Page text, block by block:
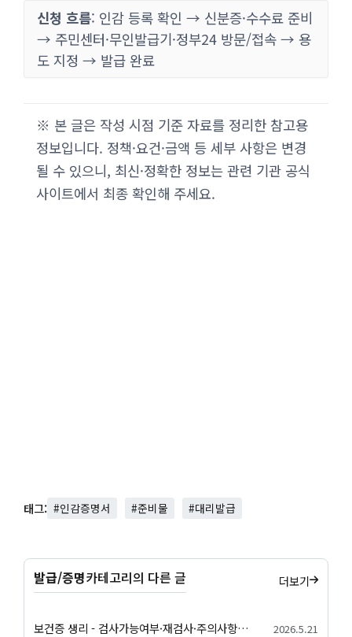
신청 흐름: 인감 등록 확인 → 신분증·수수료 준비
→ 주민센터·무인발급기·정부24 방문/접속 → 용
도 지정 → 발급 완료
※ 본 글은 작성 시점 기준 자료를 정리한 참고용
정보입니다. 정책·요건·금액 등 세부 사항은 변경
될 수 있으니, 최신·정확한 정보는 관련 기관 공식
사이트에서 최종 확인해 주세요.
태그: #인감증명서 #준비물 #대리발급
발급/증명카테고리의 다른 글 더보기
보건증 생리 - 검사가능여부·재검사·주의사항 안내 2026.5.21